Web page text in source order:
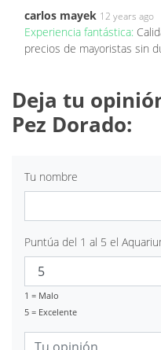
carlos mayek 12 years ago
Experiencia fantástica:
precios de mayoristas sin
Deja tu
Pez Dorado:
Tu nombre
Puntúa del 1 al 5 el
1 = Malo
5 = Excelente